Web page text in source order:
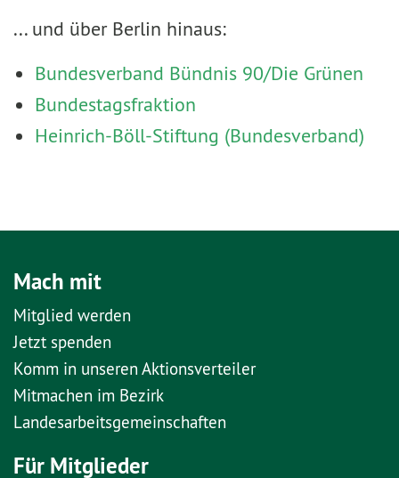
... und über Berlin hinaus:
Bundesverband Bündnis 90/Die Grünen
Bundestagsfraktion
Heinrich-Böll-Stiftung (Bundesverband)
Mach mit
Mitglied werden
Jetzt spenden
Komm in unseren Aktionsverteiler
Mitmachen im Bezirk
Landesarbeitsgemeinschaften
Für Mitglieder